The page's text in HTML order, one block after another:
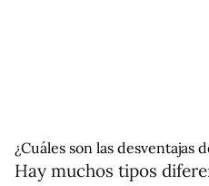
¿Cuáles son las desventajas
Hay muchos tipos